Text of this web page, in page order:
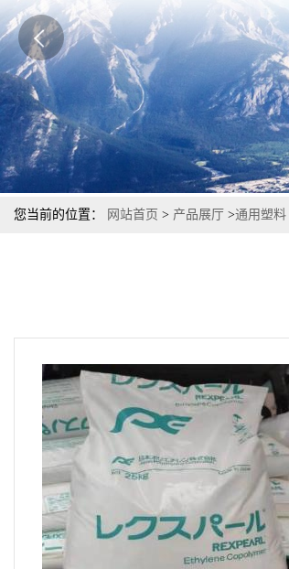
您当前的位置： 网站首页 > 产品展厅 >通用塑料